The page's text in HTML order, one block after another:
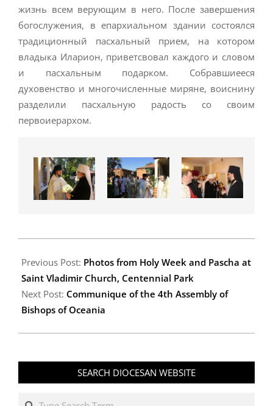
жизнь всем верующим в него. После завершения
богослужения, в епархиальном здании состоялся
традиционный пасхальный прием, на котором
владыка Иларион, приветсвовал каждого и словом
и пасхальным подарком. Собравшиееся
духовенство и многочисленные миряне, воиснину
разделили пасхальную радость со своим
первоиерархом.
04-
28
Previous Post: Photos from Holy Week and Pascha at
Saint Vladimir Church, Centennial Park
Next Post: Communique of the 4th Assembly of
Bishops of Oceania
SEARCH DIOCESAN WEBSITE
Search